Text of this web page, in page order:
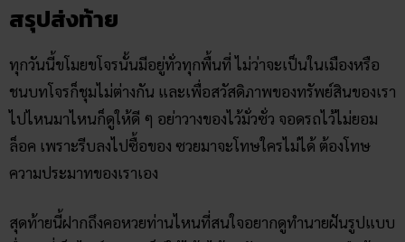
สรุปส่งท้าย
ทุกวันนี้ขโมยขโจรนั้นมีอยู่ทั่วทุกพื้นที่ ไม่ว่าจะเป็นในเมืองหรือ
ชนบทโจรก็ชุมไม่ต่างกัน และเพื่อสวัสดิภาพของทรัพย์สินของเรา
ไปไหนมาไหนก็ดูให้ดี ๆ อย่าวางของไว้มั่วซั่ว จอดรถไว้ไม่ยอม
ล็อค เพราะรีบลงไปซื้อของ ซวยมาจะโทษใครไม่ได้ ต้องโทษ
ความประมาทของเราเอง
สุดท้ายนี้ฝากถึงคอหวยท่านไหนที่สนใจอยากดูทำนายฝันรูปแบบ